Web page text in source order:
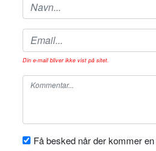
Din e-mail bliver ikke vist på sitet.
Få besked når der kommer